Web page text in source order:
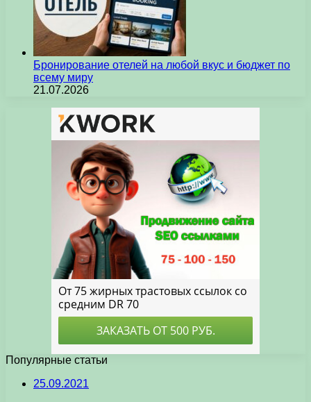
Бронирование отелей на любой вкус и бюджет по
всему миру
21.07.2026
Популярные статьи
25.09.2021